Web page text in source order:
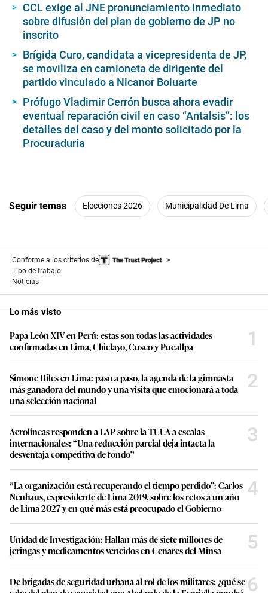
CCL exige al JNE pronunciamiento inmediato
sobre difusión del plan de gobierno de JP no
inscrito
Brígida Curo, candidata a vicepresidenta de JP,
se moviliza en camioneta de dirigente del
partido vinculado a Nicanor Boluarte
Prófugo Vladimir Cerrón busca ahora evadir
eventual reparación civil en caso “Antalsis”: los
detalles del caso y del monto solicitado por la
Procuraduría
Seguir temas Elecciones 2026 Municipalidad De Lima
Conforme a los criterios de
Tipo de trabajo:
Noticias
Lo más visto
Papa León XIV en Perú: estas son todas las actividades
confirmadas en Lima, Chiclayo, Cusco y Pucallpa
1
Simone Biles en Lima: paso a paso, la agenda de la gimnasta
más ganadora del mundo y una visita que emocionará a toda
una selección nacional
2
Aerolíneas responden a LAP sobre la TUUA a escalas
internacionales: “Una reducción parcial deja intacta la
desventaja competitiva de fondo”
3
“La organización está recuperando el tiempo perdido”: Carlos
Neuhaus, expresidente de Lima 2019, sobre los retos a un año
de Lima 2027 y en qué más está preocupado el Gobierno
4
Unidad de Investigación: Hallan más de siete millones de
jeringas y medicamentos vencidos en Cenares del Minsa
5
De brigadas de seguridad urbana al rol de los militares: ¿qué se 6